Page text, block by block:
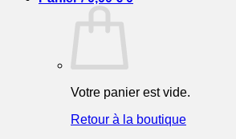
Votre panier est vide.
Retour à la boutique